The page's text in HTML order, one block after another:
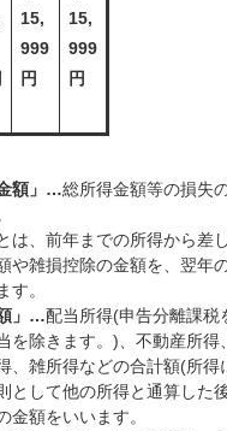
15,
999
円
15,
999
円
額」…総所得金額等の損失
は、前年までの所得から差
や雑損控除の金額を、翌年
す。
」…配当所得(申告分離課税
を除きます。)、不動産所得
、雑所得などの合計額(所得
として他の所得と通算した
金額をいいます。